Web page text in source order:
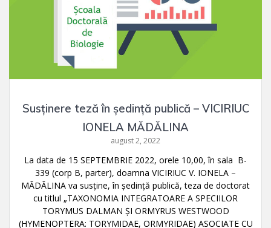
Susținere teză în ședință publică – VICIRIUC
IONELA MĂDĂLINA
august 2, 2022
La data de 15 SEPTEMBRIE 2022, orele 10,00, în sala B-
339 (corp B, parter), doamna VICIRIUC V. IONELA –
MĂDĂLINA va susţine, în şedinţă publică, teza de doctorat
cu titlul „TAXONOMIA INTEGRATOARE A SPECIILOR
TORYMUS DALMAN ŞI ORMYRUS WESTWOOD
(HYMENOPTERA: TORYMIDAE, ORMYRIDAE) ASOCIATE CU